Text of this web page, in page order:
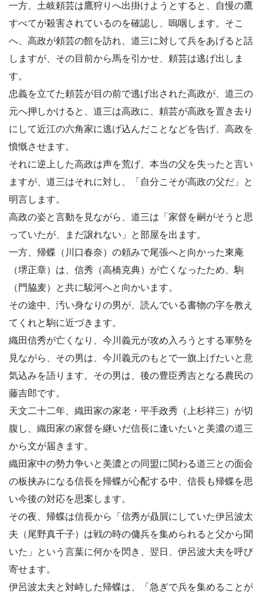
一方、土岐頼芸は鷹狩りへ出掛けようとすると、自慢の鷹
すべてが殺害されているのを確認し、嗚咽します。そこ
へ、高政が頼芸の館を訪れ、道三に対して兵をあげると話
しますが、その目前から馬を引かせ、頼芸は逃げ出しま
す。
忠義を立てた頼芸が目の前で逃げ出された高政が、道三の
元へ押しかけると、道三は高政に、頼芸が高政を置き去り
にして近江の六角家に逃げ込んだことなどを告げ、高政を
憤慨させます。
それに逆上した高政は声を荒げ、本当の父を失ったと言い
ますが、道三はそれに対し、「自分こそが高政の父だ」と
明言します。
高政の姿と言動を見ながら、道三は「家督を嗣がそうと思
っていたが、まだ譲れない」と部屋を出ます。
一方、帰蝶（川口春奈）の頼みで尾張へと向かった東庵
（堺正章）は、信秀（高橋克典）が亡くなったため、駒
（門脇麦）と共に駿河へと向かいます。
その途中、汚い身なりの男が、読んでいる書物の字を教え
てくれと駒に近づきます。
織田信秀が亡くなり、今川義元が攻め入ろうとする軍勢を
見ながら、その男は、今川義元のもとで一旗上げたいと意
気込みを語ります。その男は、後の豊臣秀吉となる農民の
藤吉郎です。
天文二十二年、織田家の家老・平手政秀（上杉祥三）が切
腹し、織田家の家督を継いだ信長に逢いたいと美濃の道三
から文が届きます。
織田家中の勢力争いと美濃との同盟に関わる道三との面会
の板挟みになる信長を帰蝶が心配する中、信長も帰蝶を思
い今後の対応を思案します。
その夜、帰蝶は信長から「信秀が贔屓にしていた伊呂波太
夫（尾野真千子）は戦の時の傭兵を集められると父から聞
いた」という言葉に何かを閃き、翌日、伊呂波大夫を呼び
寄せます。
伊呂波太夫と対峙した帰蝶は、「急ぎで兵を集めることが